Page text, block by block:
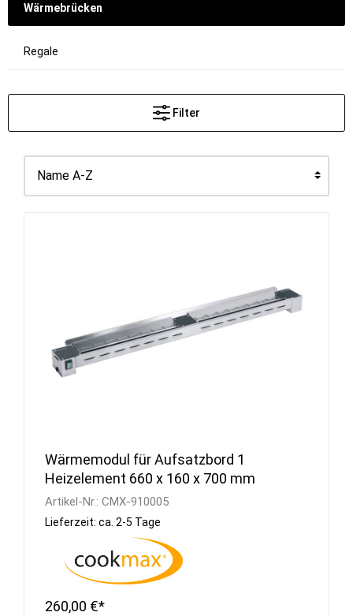
Wärmebrücken
Regale
Filter
Wärmemodul für Aufsatzbord 1
Heizelement 660 x 160 x 700 mm
Artikel-Nr.: CMX-910005
Lieferzeit: ca. 2-5 Tage
260,00 €*